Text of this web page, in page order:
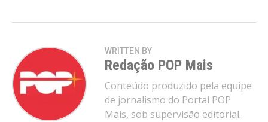
WRITTEN BY
Redação POP Mais
Conteúdo produzido pela equipe
de jornalismo do Portal POP
Mais, sob supervisão editorial.